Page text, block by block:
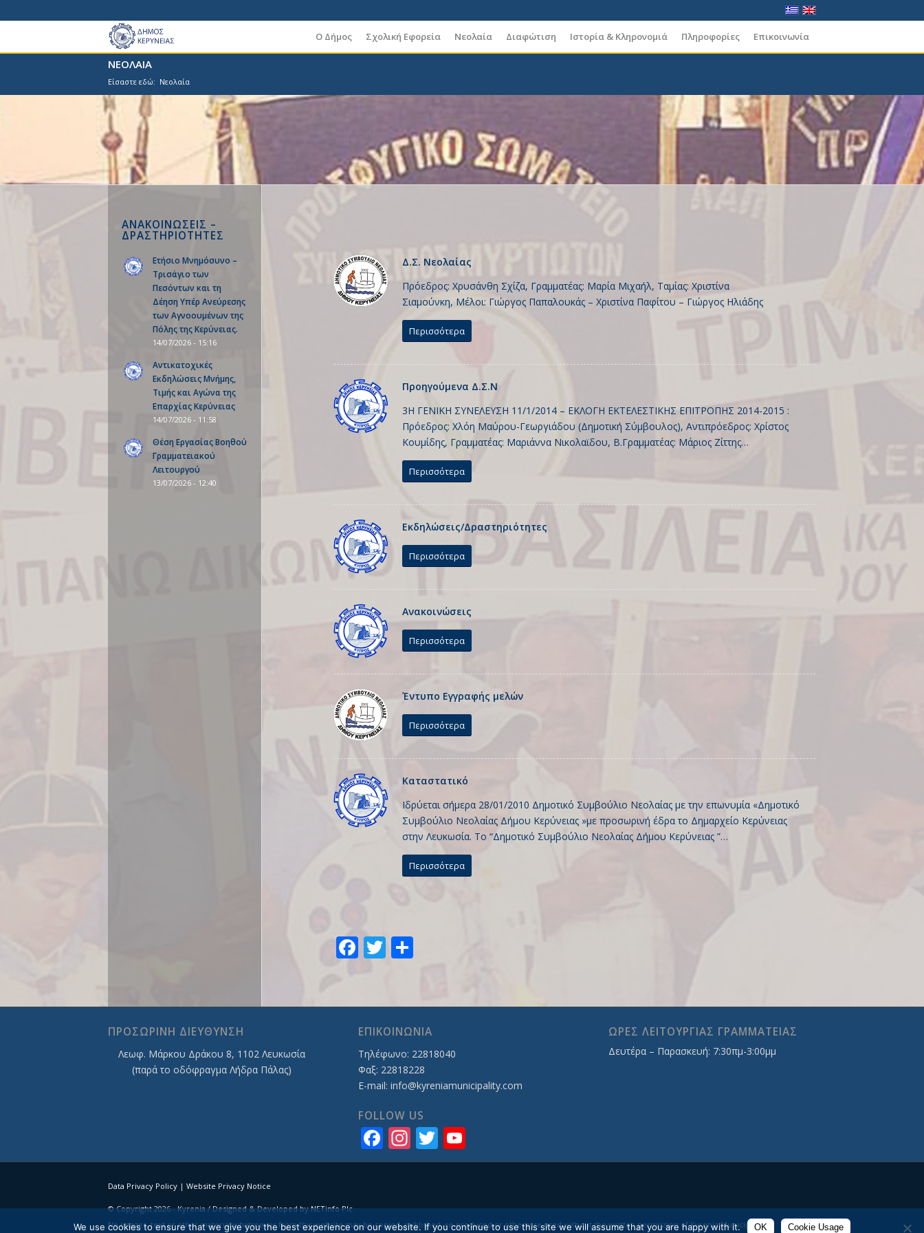
Ο Δήμος Σχολική Εφορεία Νεολαία Διαφώτιση Ιστορία & Κληρονομιά Πληροφορίες Επικοινωνία
ΝΕΟΛΑΙΑ
Είσαστε εδώ: Νεολαία
Δ.Σ. Νεολαίας
Πρόεδρος: Χρυσάνθη Σχίζα, Γραμματέας: Μαρία Μιχαήλ, Ταμίας: Χριστίνα
Σιαμούνκη, Μέλοι: Γιώργος Παπαλουκάς – Χριστίνα Παφίτου – Γιώργος Ηλιάδης
Περισσότερα
Προηγούμενα Δ.Σ.Ν
3H ΓΕΝΙΚΗ ΣΥΝΕΛΕΥΣΗ 11/1/2014 – ΕΚΛΟΓΗ ΕΚΤΕΛΕΣΤΙΚΗΣ ΕΠΙΤΡΟΠΗΣ 2014-2015 :
Πρόεδρος: Χλόη Μαύρου-Γεωργιάδου (Δημοτική Σύμβουλος), Αντιπρόεδρος: Χρίστος
Κουμίδης, Γραμματέας: Μαριάννα Νικολαϊδου, Β.Γραμματέας: Μάριος Ζίττης…
Περισσότερα
Εκδηλώσεις/Δραστηριότητες
Περισσότερα
Ανακοινώσεις
Περισσότερα
Έντυπο Εγγραφής μελών
Περισσότερα
Καταστατικό
Ιδρύεται σήμερα 28/01/2010 Δημοτικό Συμβούλιο Νεολαίας με την επωνυμία «Δημοτικό
Συμβούλιο Νεολαίας Δήμου Κερύνειας »με προσωρινή έδρα το Δημαρχείο Κερύνειας
στην Λευκωσία. Το “Δημοτικό Συμβούλιο Νεολαίας Δήμου Κερύνειας ”…
Περισσότερα
Facebook
Twitter
ΑΝΑΚΟΙΝΩΣΕΙΣ –
ΔΡΑΣΤΗΡΙΟΤΗΤΕΣ
Ετήσιο Μνημόσυνο –
Τρισάγιο των
Πεσόντων και τη
Δέηση Υπέρ Ανεύρεσης
των Αγνοουμένων της
Πόλης της Κερύνειας.
14/07/2026 - 15:16
Αντικατοχικές
Εκδηλώσεις Μνήμης,
Τιμής και Αγώνα της
Επαρχίας Κερύνειας
14/07/2026 - 11:58
Θέση Εργασίας Βοηθού
Γραμματειακού
Λειτουργού
13/07/2026 - 12:40
ΠΡΟΣΩΡΙΝΗ ΔΙΕΥΘΥΝΣΗ
Λεωφ. Mάρκου Δράκου 8, 1102 Λευκωσία
(παρά το οδόφραγμα Λήδρα Πάλας)
ΕΠΙΚΟΙΝΩΝΙΑ
Τηλέφωνο: 22818040
Φαξ: 22818228
E-mail: info@kyreniamunicipality.com
FOLLOW US
Facebook
Instagram
Twitter
YouTube
Channel
ΩΡΕΣ ΛΕΙΤΟΥΡΓΙΑΣ ΓΡΑΜΜΑΤΕΙΑΣ
Δευτέρα – Παρασκευή: 7:30πμ-3:00μμ
Data Privacy Policy | Website Privacy Notice
© Copyright 2026 - Kyrenia / Designed & Developed byNETinfo Plc
No images, text or other material whatsoever from this website may be copied, published, re-produced or otherwise used without the written permission of Κyrenia Μunicipality.
We use cookies to ensure that we give you the best experience on our website. If you continue to use this site we will assume that you are happy with it. OK Cookie Usage